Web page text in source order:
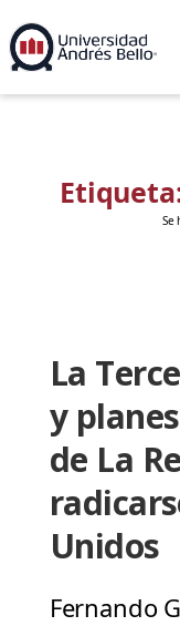
Se
La
y
de La
Unidos
Fernando